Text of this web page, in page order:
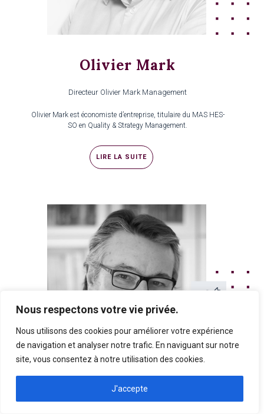
Nous respectons votre vie privée.
Nous utilisons des cookies pour améliorer votre expérience
de navigation et analyser notre trafic. En naviguant sur notre
site, vous consentez à notre utilisation des cookies.
J'accepte
Olivier Mark
Directeur Olivier Mark Management
Olivier Mark est économiste d’entreprise, titulaire du MAS HES-
SO en Quality & Strategy Management.
LIRE LA SUITE